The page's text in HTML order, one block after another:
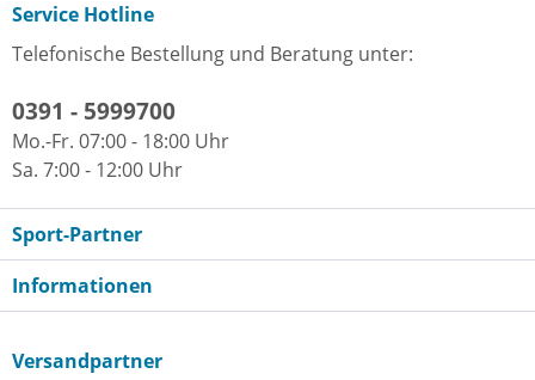
Service Hotline
Telefonische Bestellung und Beratung unter:
0391 - 5999700
Mo.-Fr. 07:00 - 18:00 Uhr
Sa. 7:00 - 12:00 Uhr
Sport-Partner
Informationen
Versandpartner